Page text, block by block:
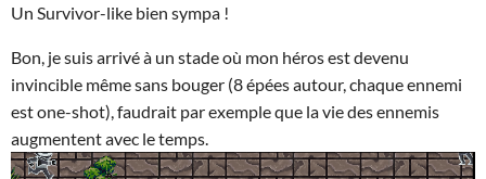
Un Survivor-like bien sympa !
Bon, je suis arrivé à un stade où mon héros est devenu
invincible même sans bouger (8 épées autour, chaque ennemi
est one-shot), faudrait par exemple que la vie des ennemis
augmentent avec le temps.